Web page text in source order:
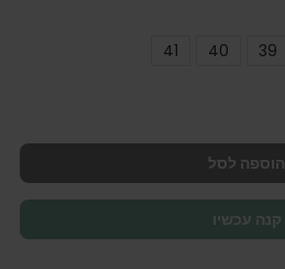
39
40
41
הוספה לסל
קנה עכשיו